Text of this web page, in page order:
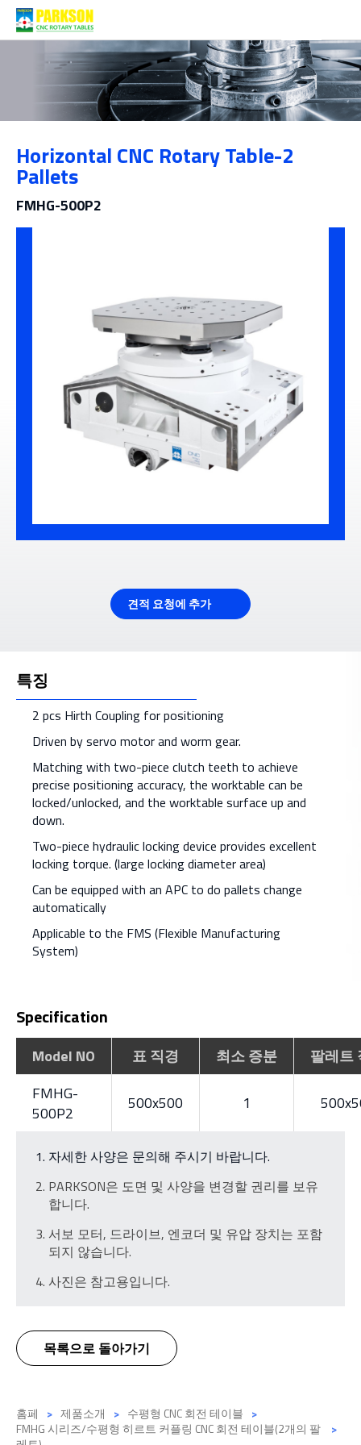
제품소개
범주
Horizontal CNC Rotary Table-2
Pallets
FMHG-500P2
견적 요청에 추가
특징
2 pcs Hirth Coupling for positioning
Driven by servo motor and worm gear.
Matching with two-piece clutch teeth to achieve
precise positioning accuracy, the worktable can be
locked/unlocked, and the worktable surface up and
down.
Two-piece hydraulic locking device provides excellent
locking torque. (large locking diameter area)
Can be equipped with an APC to do pallets change
automatically
Applicable to the FMS (Flexible Manufacturing
System)
Specification
Model NO 표 직경 최소 증분
팔레트
FMHG-
500P2
500x500 1
자세한 사양은 문의해 주시기 바랍니다.
PARKSON은 도면 및 사양을 변경할 권리를 보유
합니다.
서보 모터, 드라이브, 엔코더 및 유압 장치는 포함
되지 않습니다.
사진은 참고용입니다.
목록으로 돌아가기
홈페 제품소개
수평형 CNC 회전 테이블
FMHG 시리즈/수평형 히르트 커플링 CNC 회전 테이블(2개의 팔